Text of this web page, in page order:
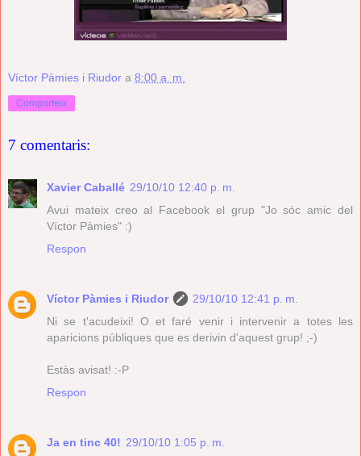
Víctor Pàmies i Riudor a 8:00 a. m.
Comparteix
7 comentaris:
Xavier Caballé 29/10/10 12:40 p. m.
Avui mateix creo al Facebook el grup "Jo sóc amic del
Víctor Pàmies" :)
Respon
Víctor Pàmies i Riudor
29/10/10 12:41 p. m.
Ni se t'acudeixi! O et faré venir i intervenir a totes les
aparicions públiques que es derivin d'aquest grup! ;-)
Estàs avisat! :-P
Respon
Ja en tinc 40! 29/10/10 1:05 p. m.